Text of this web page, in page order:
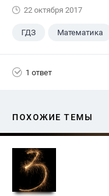
22 октября 2017
ГДЗ Математика
1 ответ
ПОХОЖИЕ ТЕМЫ